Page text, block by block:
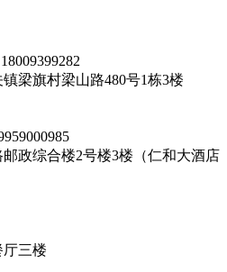
梁旗村梁山路480号1栋3楼
政综合楼2号楼3楼（仁和大酒店
三楼